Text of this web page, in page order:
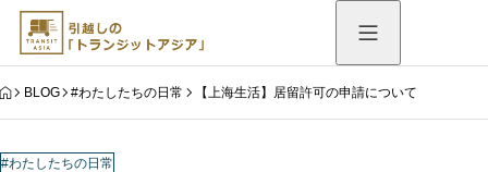
HOME
BLOG #わたしたちの日常 【上海生活】居留許可の申請について
#わたしたちの日常